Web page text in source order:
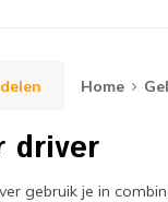
Home
driver
gebruik je in